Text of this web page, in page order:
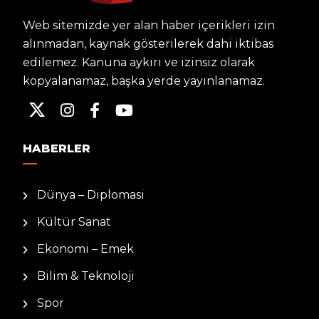
Web sitemizde yer alan haber içerikleri izin
alınmadan, kaynak gösterilerek dahi iktibas
edilemez. Kanuna aykırı ve izinsiz olarak
kopyalanamaz, başka yerde yayınlanamaz.
HABERLER
Dünya – Diplomasi
Kültür Sanat
Ekonomi – Emek
Bilim & Teknoloji
Spor